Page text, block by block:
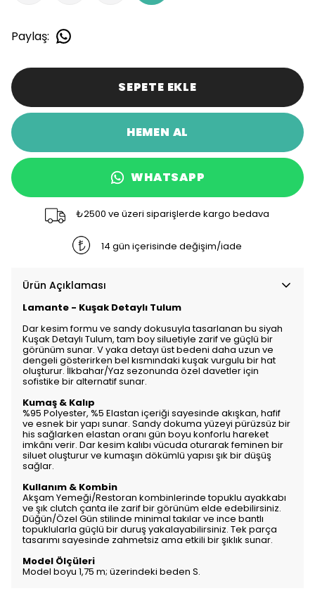
Paylaş:
SEPETE EKLE
HEMEN AL
WHATSAPP
₺2500 ve üzeri siparişlerde kargo bedava
14 gün içerisinde değişim/iade
Ürün Açıklaması
Lamante - Kuşak Detaylı Tulum
Dar kesim formu ve sandy dokusuyla tasarlanan bu siyah
Kuşak Detaylı Tulum, tam boy siluetiyle zarif ve güçlü bir
görünüm sunar. V yaka detayı üst bedeni daha uzun ve
dengeli gösterirken bel kısmındaki kuşak vurgulu bir hat
oluşturur. İlkbahar/Yaz sezonunda özel davetler için
sofistike bir alternatif sunar.
Kumaş & Kalıp
%95 Polyester, %5 Elastan içeriği sayesinde akışkan, hafif
ve esnek bir yapı sunar. Sandy dokuma yüzeyi pürüzsüz bir
his sağlarken elastan oranı gün boyu konforlu hareket
imkânı verir. Dar kesim kalıbı vücuda oturarak feminen bir
siluet oluşturur ve kumaşın dökümlü yapısı şık bir düşüş
sağlar.
Kullanım & Kombin
Akşam Yemeği/Restoran kombinlerinde topuklu ayakkabı
ve şık clutch çanta ile zarif bir görünüm elde edebilirsiniz.
Düğün/Özel Gün stilinde minimal takılar ve ince bantlı
topuklularla güçlü bir duruş yakalayabilirsiniz. Tek parça
tasarımı sayesinde zahmetsiz ama etkili bir şıklık sunar.
Model Ölçüleri
Model boyu 1,75 m; üzerindeki beden S.